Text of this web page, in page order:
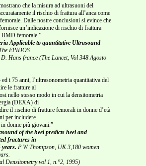
che la misura ad ultrasuoni del
il rischio di frattura all’anca come
Dalle nostre conclusioni si evince che
un’indicazione di rischio di frattura
BMD femorale.”
Applicable to quantitative Ultrasound
EPIDOS
D. Hans france (The Lancet, Vol 348 Agosto
i 75 anni, l’ultrasonometria quantitativa del
le fratture al
nello stesso modo in cui la densitometria
(DEXA) di
il rischio di fratture femorali in donne d’età
per includere
donne più giovani.”
of the heel predicts heel and
fractures in
years. P W Thompson, UK 3,180 women
Densitometry vol 1, n.°2, 1995)